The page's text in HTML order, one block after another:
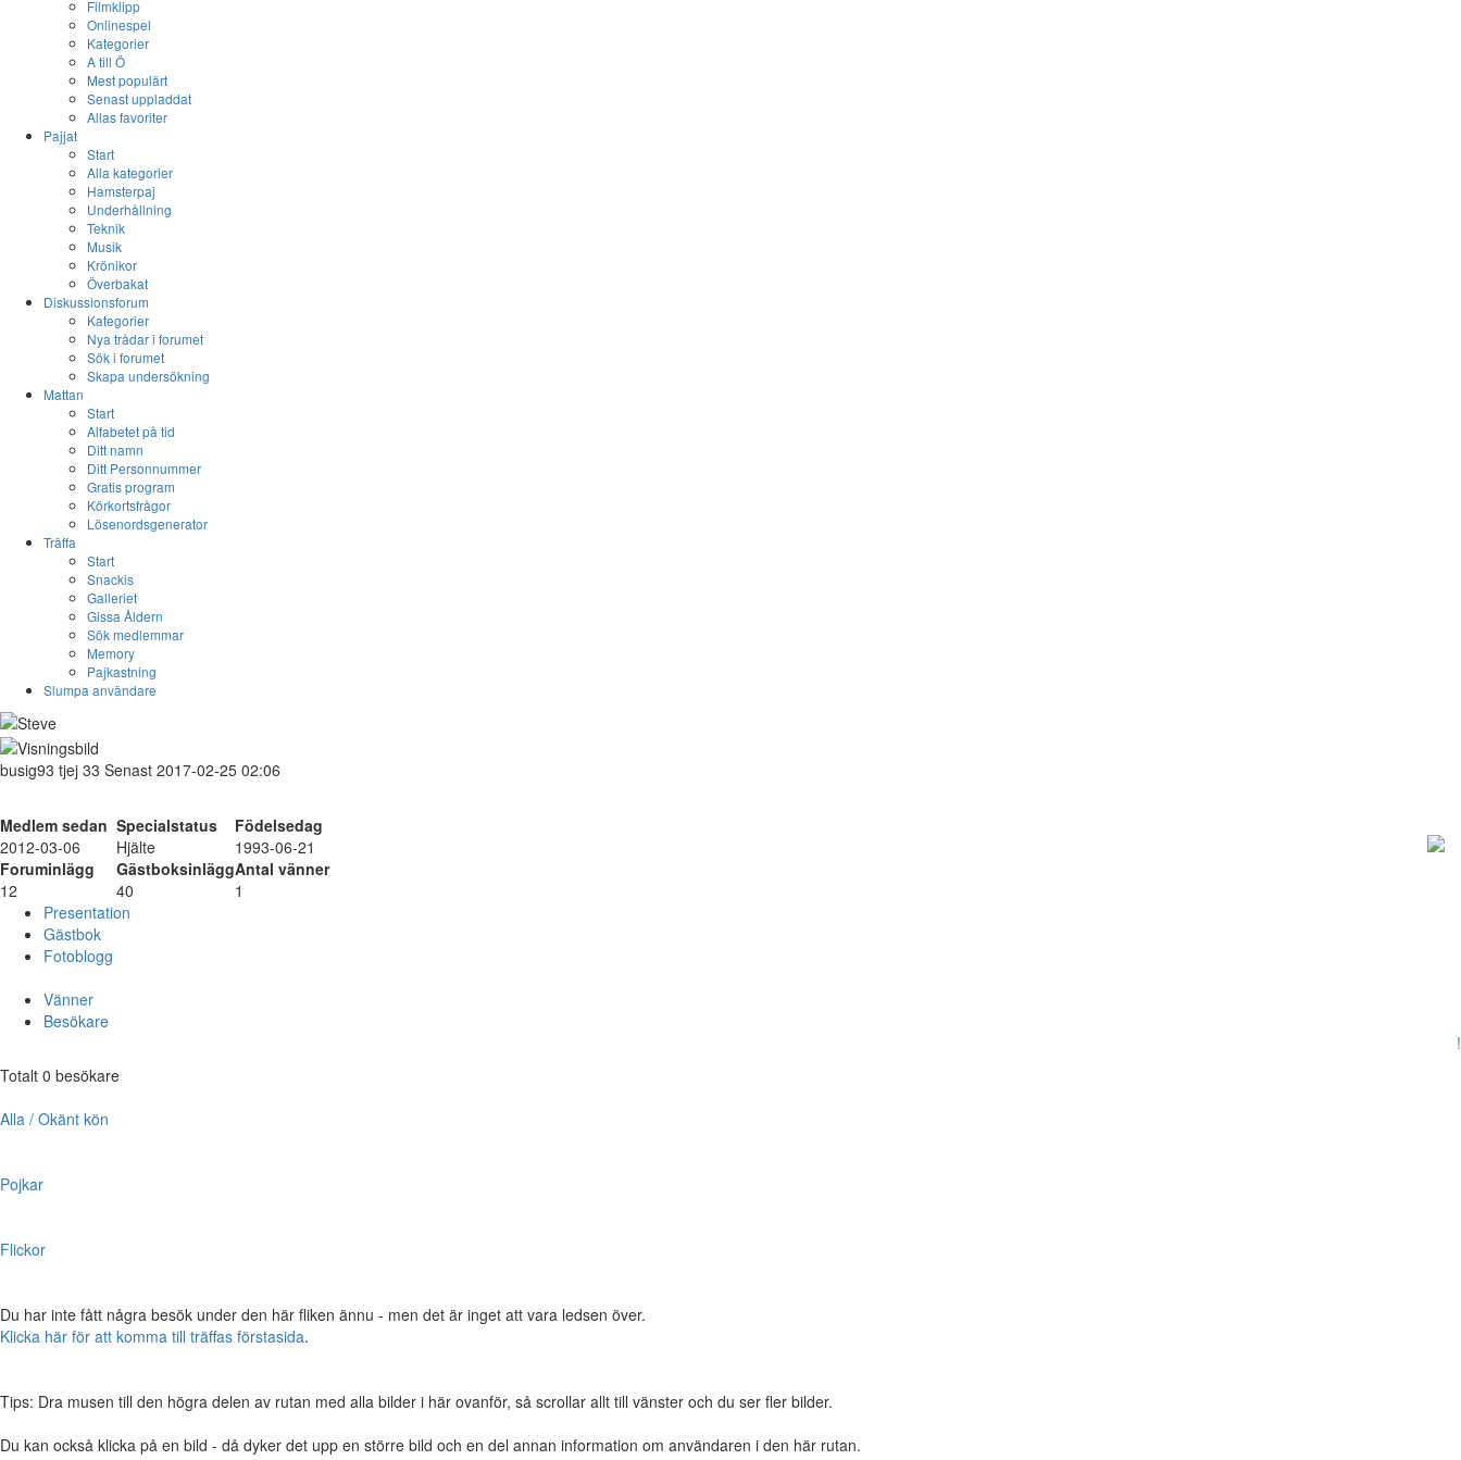
Filmklipp
Onlinespel
Kategorier
A till Ö
Mest populärt
Senast uppladdat
Allas favoriter
Pajjat
Start
Alla kategorier
Hamsterpaj
Underhållning
Teknik
Musik
Krönikor
Överbakat
Diskussionsforum
Kategorier
Nya trådar i forumet
Sök i forumet
Skapa undersökning
Mattan
Start
Alfabetet på tid
Ditt namn
Ditt Personnummer
Gratis program
Körkortsfrågor
Lösenordsgenerator
Träffa
Start
Snackis
Galleriet
Gissa Åldern
Sök medlemmar
Memory
Pajkastning
Slumpa användare
busig93 tjej 33 Senast 2017-02-25 02:06
Medlem sedan Specialstatus
Födelsedag
2012-03-06
Hjälte
1993-06-21
Foruminlägg
GästboksinläggAntal vänner
12
40
1
Presentation
Gästbok
Fotoblogg
Vänner
Besökare
!
Totalt 0 besökare
Alla / Okänt kön
Pojkar
Flickor
Du har inte fått några besök under den här fliken ännu - men det är inget att vara ledsen över.
Klicka här för att komma till träffas förstasida.
Tips: Dra musen till den högra delen av rutan med alla bilder i här ovanför, så scrollar allt till vänster och du ser fler bilder.
Du kan också klicka på en bild - då dyker det upp en större bild och en del annan information om användaren i den här rutan.